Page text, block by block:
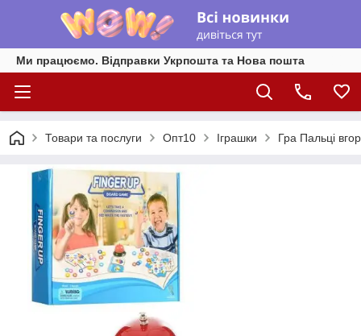
Ми працюємо. Відправки Укрпошта та Нова пошта
Товари та послуги Опт10 Іграшки Гра Пальці